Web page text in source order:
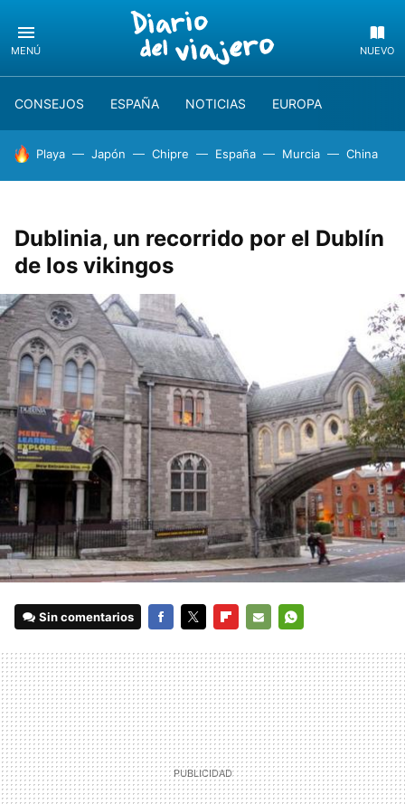
MENÚ NUEVO
CONSEJOS ESPAÑA NOTICIAS EUROPA
HOY SE HABLA DE
Playa Japón Chipre España Murcia China
Dublinia, un recorrido por el Dublín
de los vikingos
Sin comentarios
MAIL